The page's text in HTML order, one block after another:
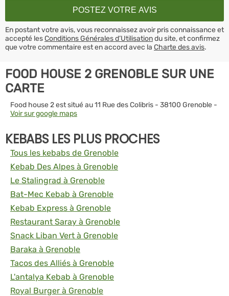
En postant votre avis, vous reconnaissez avoir pris connaissance et
accepté lesConditions Générales d’Utilisationdu site, et confirmez
que votre commentaire est en accord avec la Charte des avis.
FOOD HOUSE 2 GRENOBLE SUR UNE
CARTE
Food house 2 est situé au 11 Rue des Colibris - 38100 Grenoble -
Voir sur google maps
KEBABS LES PLUS PROCHES
Tous les kebabs de Grenoble
Kebab Des Alpes à Grenoble
Le Stalingrad à Grenoble
Bat-Mec Kebab à Grenoble
Kebab Express à Grenoble
Restaurant Saray à Grenoble
Snack Liban Vert à Grenoble
Baraka à Grenoble
Tacos des Alliés à Grenoble
L'antalya Kebab à Grenoble
Royal Burger à Grenoble